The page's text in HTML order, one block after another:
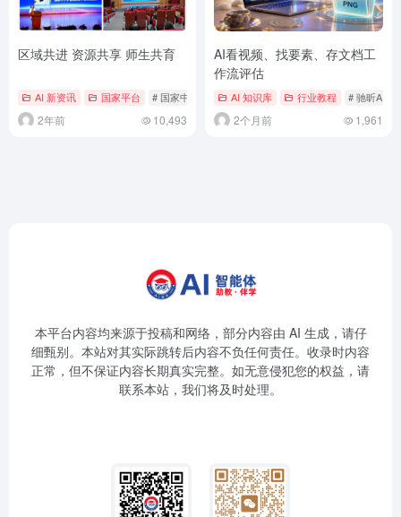
区域共进 资源共享 师生共育
AI 新资讯 国家平台 # 国家中小学智慧教育平台
2年前 10,493
AI看视频、找要素、存文档工
作流评估
AI 知识库 行业教程 # 驰昕AI共
2个月前 1,961
本平台内容均来源于投稿和网络，部分内容由 AI 生成，请仔
细甄别。本站对其实际跳转后内容不负任何责任。收录时内容
正常，但不保证内容长期真实完整。如无意侵犯您的权益，请
联系本站，我们将及时处理。